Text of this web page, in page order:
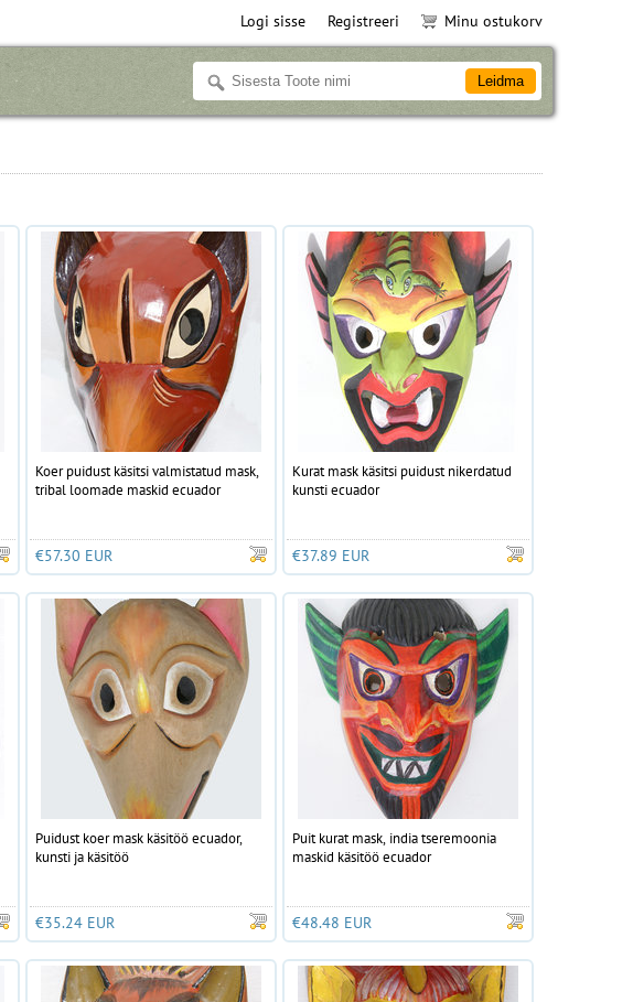
Logi sisse Registreeri Minu ostukorv
Koer puidust käsitsi valmistatud mask,
tribal loomade maskid ecuador
€57.30 EUR
Kurat mask käsitsi puidust nikerdatud
kunsti ecuador
€37.89 EUR
Puidust koer mask käsitöö ecuador,
kunsti ja käsitöö
€35.24 EUR
Puit kurat mask, india tseremoonia
maskid käsitöö ecuador
€48.48 EUR